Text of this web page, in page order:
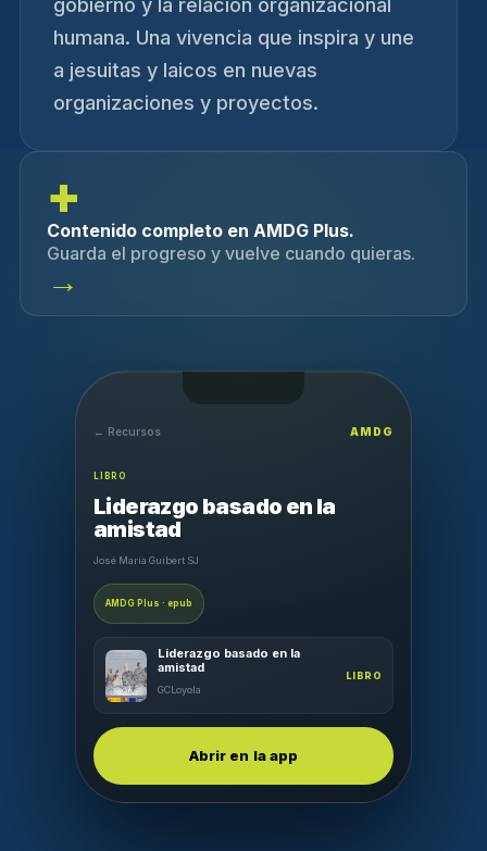
gobierno y la relación organizacional
humana. Una vivencia que inspira y une
a jesuitas y laicos en nuevas
organizaciones y proyectos.
+
Contenido completo en AMDG Plus.
Guarda el progreso y vuelve cuando quieras.
→
← Recursos AMDG
LIBRO
Liderazgo basado en la
amistad
José María Guibert SJ
AMDG Plus · epub
Liderazgo basado en la
amistad
GCLoyola
LIBRO
Abrir en la app